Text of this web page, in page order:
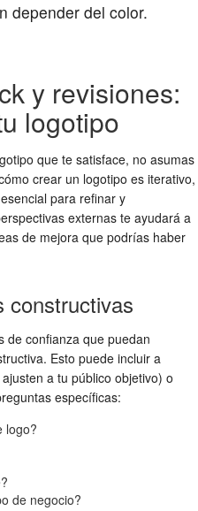
depender del color.
y revisiones:
logotipo
que te satisface, no asumas
crear un logotipo es iterativo,
para refinar y
externas te ayudará a
de mejora que podrías haber
constructivas
de confianza que puedan
Esto puede incluir a
a tu público objetivo) o
específicas:
logo?
de negocio?